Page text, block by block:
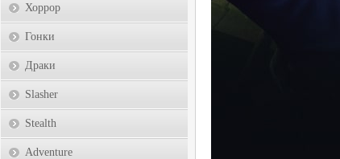
Хоррор
Гонки
Драки
Slasher
Stealth
Adventure